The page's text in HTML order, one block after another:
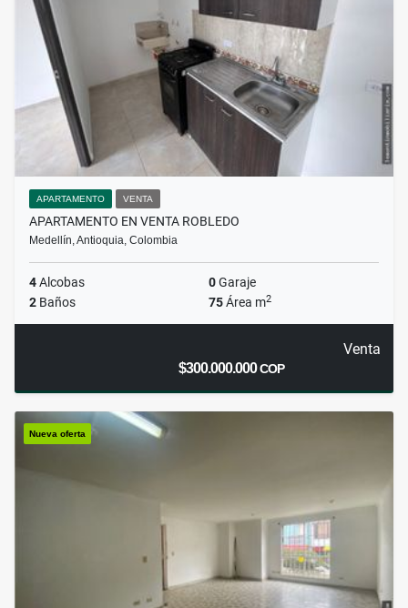
APARTAMENTO VENTA
APARTAMENTO EN VENTA ROBLEDO
Medellín, Antioquia, Colombia
4Alcobas 0Garaje
2 Baños 75Área m2
Venta
$300.000.000COP
Nueva oferta